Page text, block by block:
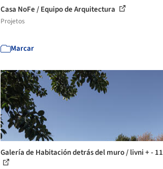
Casa NoFe / Equipo de Arquitectura
Projetos
Marcar
Galería de Habitación detrás del muro / livni + - 11